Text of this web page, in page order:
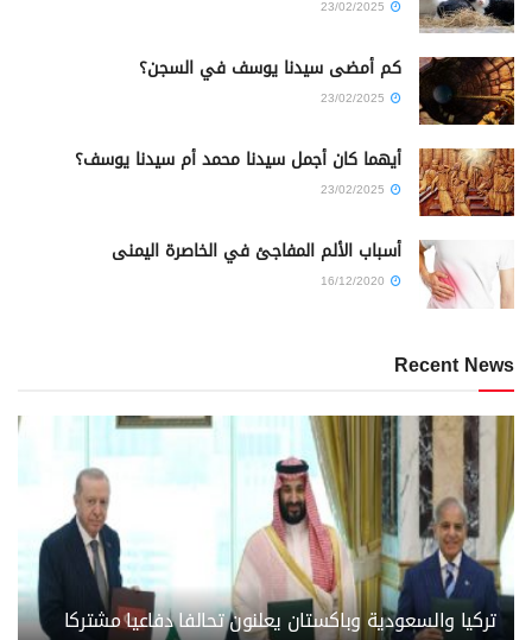
كم أمضى سيدنا يوسف في السجن؟
أيهما كان أجمل سيدنا محمد أم سيدنا يوسف؟
أسباب الألم المفاجئ في الخاصرة اليمنى
Recent News
تركيا والسعودية وباكستان يعلنون تحالفا دفاعيا مشتركا